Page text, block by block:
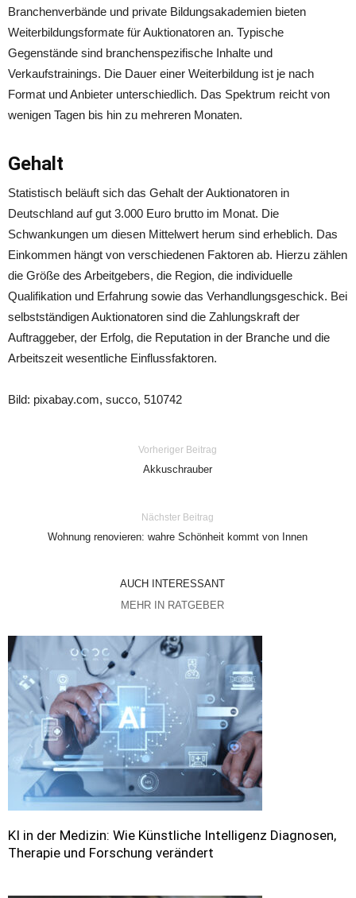
Branchenverbände und private Bildungsakademien bieten
Weiterbildungsformate für Auktionatoren an. Typische
Gegenstände sind branchenspezifische Inhalte und
Verkaufstrainings. Die Dauer einer Weiterbildung ist je nach
Format und Anbieter unterschiedlich. Das Spektrum reicht von
wenigen Tagen bis hin zu mehreren Monaten.
Gehalt
Statistisch beläuft sich das Gehalt der Auktionatoren in
Deutschland auf gut 3.000 Euro brutto im Monat. Die
Schwankungen um diesen Mittelwert herum sind erheblich. Das
Einkommen hängt von verschiedenen Faktoren ab. Hierzu zählen
die Größe des Arbeitgebers, die Region, die individuelle
Qualifikation und Erfahrung sowie das Verhandlungsgeschick. Bei
selbstständigen Auktionatoren sind die Zahlungskraft der
Auftraggeber, der Erfolg, die Reputation in der Branche und die
Arbeitszeit wesentliche Einflussfaktoren.
Bild: pixabay.com, succo, 510742
Vorheriger Beitrag
Akkuschrauber
Nächster Beitrag
Wohnung renovieren: wahre Schönheit kommt von Innen
AUCH INTERESSANT
MEHR IN RATGEBER
KI in der Medizin: Wie Künstliche Intelligenz Diagnosen,
Therapie und Forschung verändert